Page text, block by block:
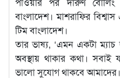
বাংলাদেশ। মাশরাফির
টিম বাংলাদেশ।
তার ভাষ্য, ‘এমন একটা
অবস্থায় থাকার কথা। সবাই
ভালো সুযোগ থাকবে